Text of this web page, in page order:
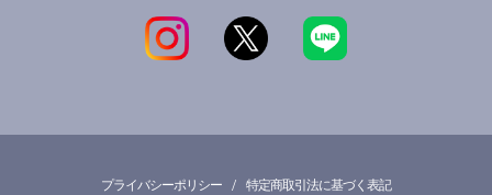
プライバシーポリシー / 特定商取引法に基づく表記